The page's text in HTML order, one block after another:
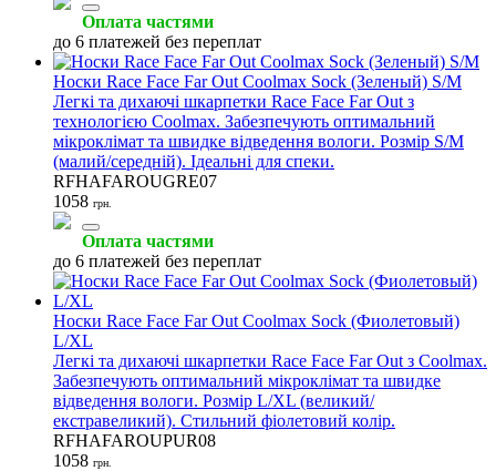
Оплата частями
до 6 платежей без переплат
Носки Race Face Far Out Coolmax Sock (Зеленый) S/M
Легкі та дихаючі шкарпетки Race Face Far Out з
технологією Coolmax. Забезпечують оптимальний
мікроклімат та швидке відведення вологи. Розмір S/M
(малий/середній). Ідеальні для спеки.
RFHAFAROUGRE07
1058 грн.
Оплата частями
до 6 платежей без переплат
Носки Race Face Far Out Coolmax Sock (Фиолетовый)
L/XL
Легкі та дихаючі шкарпетки Race Face Far Out з Coolmax.
Забезпечують оптимальний мікроклімат та швидке
відведення вологи. Розмір L/XL (великий/
екстравеликий). Стильний фіолетовий колір.
RFHAFAROUPUR08
1058 грн.